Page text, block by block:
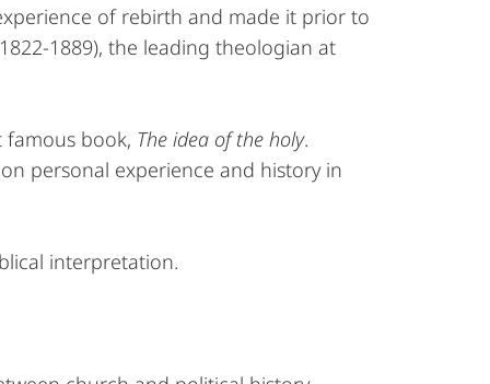
of rebirth and made it prior to
1889), the leading theologian at
book, The idea of the holy.
personal experience and history in
interpretation.